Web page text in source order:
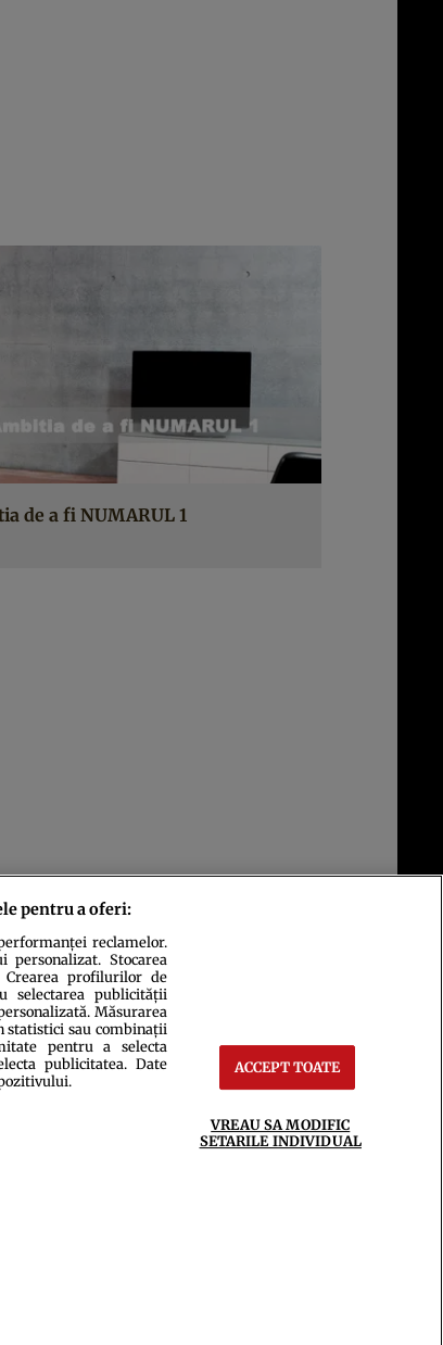
de a fi NUMARUL 1
Cookies
scrierile publicistice purtătoare de Drepturi de Autor.
pentru a oferi:
reclamelor.
Stocarea
Crearea profilurilor de
selectarea publicității
Măsurarea
sau combinații
pentru a selecta
publicitatea. Date
ACCEPT TOATE
VREAU SA MODIFIC
SETARILE INDIVIDUAL